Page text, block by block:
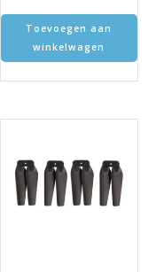
Toevoegen aan
winkelwagen